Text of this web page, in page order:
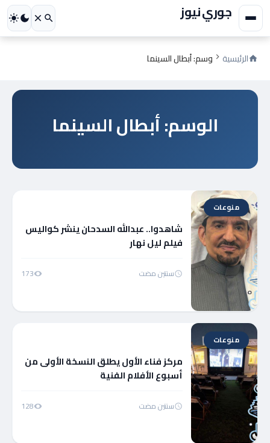
جوري نيوز
الرئيسية وسم: أبطال السينما
الوسم: أبطال السينما
منوعات
شاهدوا.. عبدالله السدحان ينشر كواليس
فيلم ليل نهار
سنتين مضت 173
منوعات
مركز فناء الأول يطلق النسخة الأولى من
أسبوع الأفلام الفنية
سنتين مضت 128